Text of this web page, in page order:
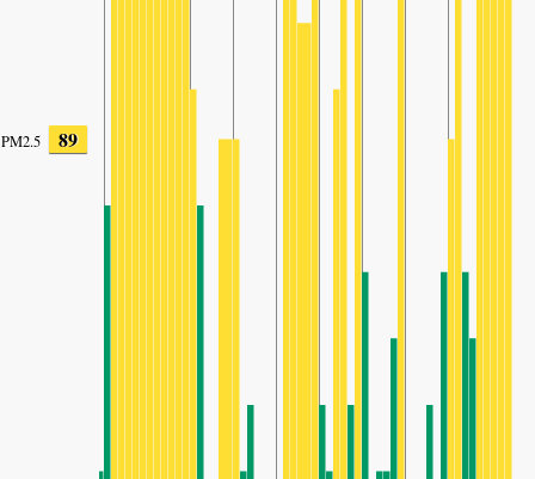
PM2.5 89